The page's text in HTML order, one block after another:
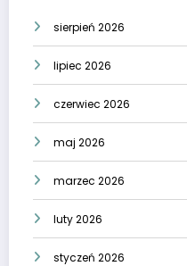
sierpień 2026
lipiec 2026
czerwiec 2026
maj 2026
marzec 2026
luty 2026
styczeń 2026